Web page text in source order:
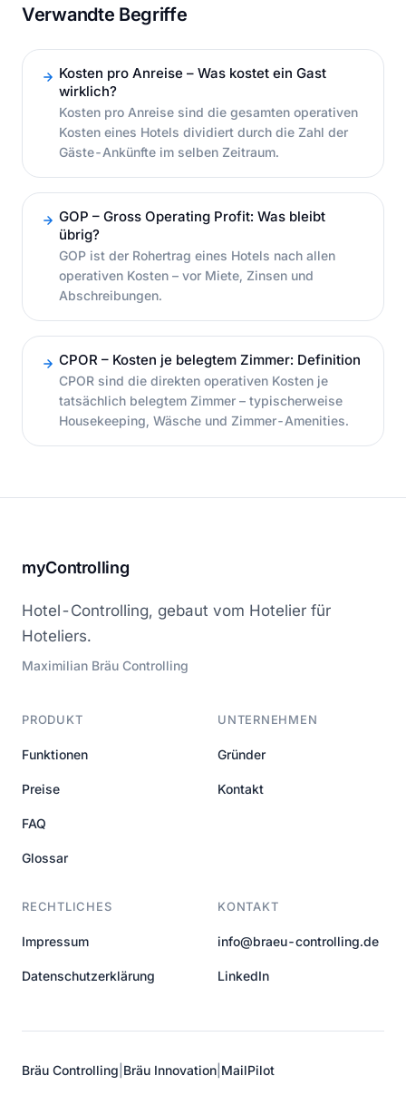
Verwandte Begriffe
Kosten pro Anreise – Was kostet ein Gast
wirklich?
Kosten pro Anreise sind die gesamten operativen
Kosten eines Hotels dividiert durch die Zahl der
Gäste-Ankünfte im selben Zeitraum.
GOP – Gross Operating Profit: Was bleibt
übrig?
GOP ist der Rohertrag eines Hotels nach allen
operativen Kosten – vor Miete, Zinsen und
Abschreibungen.
CPOR – Kosten je belegtem Zimmer: Definition
CPOR sind die direkten operativen Kosten je
tatsächlich belegtem Zimmer – typischerweise
Housekeeping, Wäsche und Zimmer-Amenities.
myControlling
Hotel-Controlling, gebaut vom Hotelier für
Hoteliers.
Maximilian Bräu Controlling
PRODUKT
Funktionen
Preise
FAQ
Glossar
UNTERNEHMEN
Gründer
Kontakt
RECHTLICHES
Impressum
Datenschutzerklärung
KONTAKT
info@braeu-controlling.de
LinkedIn
Bräu Controlling Bräu Innovation MailPilot